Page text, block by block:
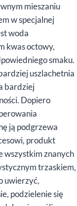
mieszaniu
w specjalnej
woda
kwas octowy,
smaku.
uszlachetnia
bardziej
Dopiero
ją podgrzewa
produkt
wszystkim znanych
trzaskiem,
uwierzyć,
podzielenie się